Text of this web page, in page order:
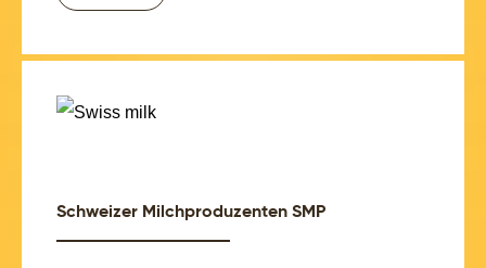
Schweizer Milchproduzenten SMP